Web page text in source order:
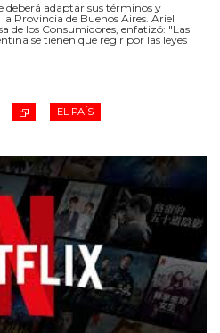
deberá adaptar sus términos y
Provincia de Buenos Aires. Ariel
de los Consumidores, enfatizó: "Las
se tienen que regir por las leyes
EL PAÍS